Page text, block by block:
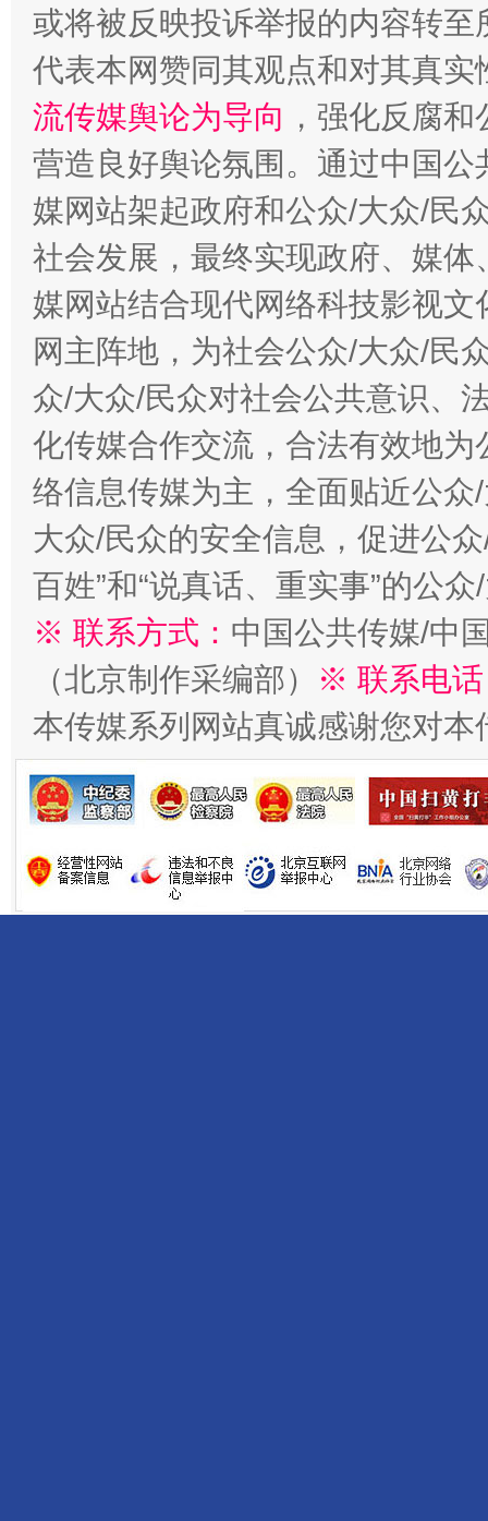
一纸欠条伤亲情 巡回调解促和解..
法徽映军营 权益有保障
一批国家标准开始实施 从
或将被反映投诉举报的内容转
代表本网赞同其观点和对其真实
流传媒舆论为导向 ，强化反腐
营造良好舆论氛围。通过中国
媒网站架起政府和公众/大众/民
社会发展，最终实现政府、媒
媒网站结合现代网络科技影视
网主阵地，为社会公众/大众/民
众/大众/民众对社会公共意识、
化传媒合作交流，合法有效地
络信息传媒为主，全面贴近公
大众/民众的安全信息，促进公
百姓”和“说真话、重实事”的公
※ 联系方式： 中国公共传媒/中
（北京制作采编部）
※ 联系电
本传媒系列网站真诚感谢您对